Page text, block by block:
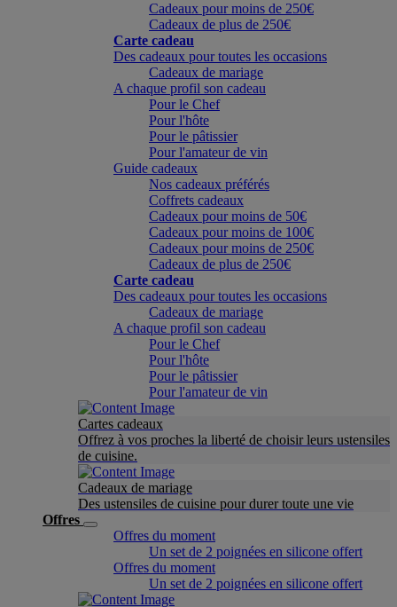
Cadeaux pour moins de 250€
Cadeaux de plus de 250€
Carte cadeau
Des cadeaux pour toutes les occasions
Cadeaux de mariage
A chaque profil son cadeau
Pour le Chef
Pour l'hôte
Pour le pâtissier
Pour l'amateur de vin
Guide cadeaux
Nos cadeaux préférés
Coffrets cadeaux
Cadeaux pour moins de 50€
Cadeaux pour moins de 100€
Cadeaux pour moins de 250€
Cadeaux de plus de 250€
Carte cadeau
Des cadeaux pour toutes les occasions
Cadeaux de mariage
A chaque profil son cadeau
Pour le Chef
Pour l'hôte
Pour le pâtissier
Pour l'amateur de vin
Cartes cadeaux
Offrez à vos proches la liberté de choisir leurs ustensiles
de cuisine.
Cadeaux de mariage
Des ustensiles de cuisine pour durer toute une vie
Offres
Offres du moment
Un set de 2 poignées en silicone offert
Offres du moment
Un set de 2 poignées en silicone offert